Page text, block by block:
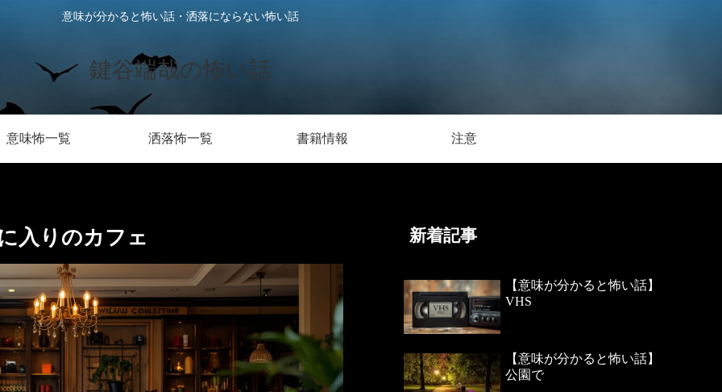
意味が分かると怖い話・洒落にならない怖い話
鍵谷端哉の怖い話
意味怖一覧 洒落怖一覧 書籍情報 注意
入りのカフェ 新着記事
【意味が分かると怖い話】
VHS
【意味が分かると怖い話】
公園で